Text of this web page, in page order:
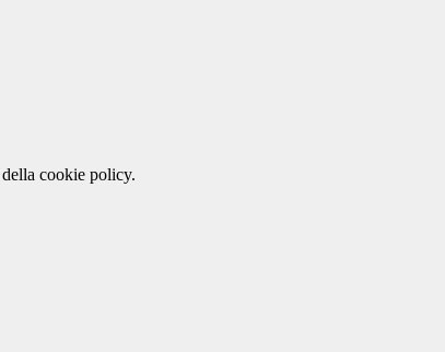
cookie policy.